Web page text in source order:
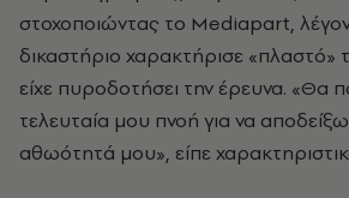
στοχοποιώντας το Mediapart,
δικαστήριο χαρακτήρισε
είχε πυροδοτήσει την έρευνα. «Θα
τελευταία μου πνοή για να
αθωότητά μου», είπε